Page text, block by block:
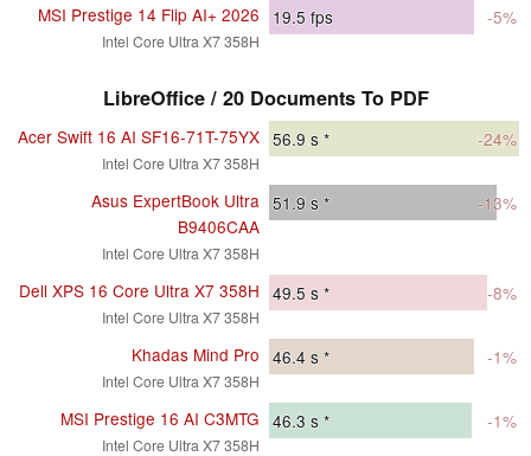
MSI Prestige 14 Flip AI+ 2026
Intel Core Ultra X7 358H
19.5fps -5%
LibreOffice / 20 Documents To PDF
Acer Swift 16 AI SF16-71T-75YX
Intel Core Ultra X7 358H
56.9 s * -24%
Asus ExpertBook Ultra
B9406CAA
Intel Core Ultra X7 358H
51.9 s * -13%
Dell XPS 16 Core Ultra X7 358H
Intel Core Ultra X7 358H
49.5 s * -8%
Khadas Mind Pro
Intel Core Ultra X7 358H
46.4 s * -1%
MSI Prestige 16 AI C3MTG
Intel Core Ultra X7 358H
46.3 s * -1%